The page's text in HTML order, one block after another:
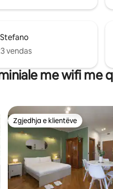
vendas
me wifi me
Zgjedhja e klientëve
Zgjedhja e klientëve